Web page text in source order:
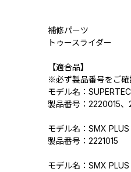
補修パーツ
トゥースライダー
【適合品】
※必ず製品番号をご確
モデル名：
製品番号：2220015、
モデル名：SMX
製品番号：2221015
モデル名：SMX